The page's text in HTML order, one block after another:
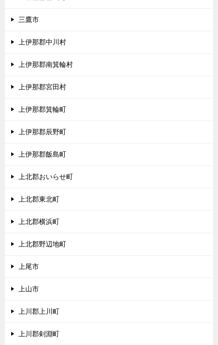
三鷹市
上伊那郡中川村
上伊那郡南箕輪村
上伊那郡宮田村
上伊那郡箕輪町
上伊那郡辰野町
上伊那郡飯島町
上北郡おいらせ町
上北郡東北町
上北郡横浜町
上北郡野辺地町
上尾市
上山市
上川郡上川町
上川郡剣淵町